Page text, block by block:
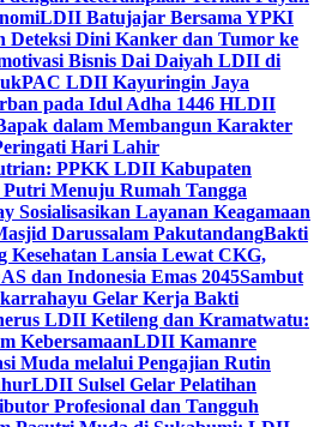
LDII Batujajar Bersama YPKI
Deteksi Dini Kanker dan Tumor ke
Bisnis Dai Daiyah LDII di
PAC LDII Kayuringin Jaya
pada Idul Adha 1446 HLDII
dalam Membangun Karakter
Hari Lahir
PPKK LDII Kabupaten
Menuju Rumah Tangga
Sosialisasikan Layanan Keagamaan
Darussalam PakutandangBakti
Lansia Lewat CKG,
dan Indonesia Emas 2045Sambut
Gelar Kerja Bakti
LDII Ketileng dan Kramatwatu:
KebersamaanLDII Kamanre
Muda melalui Pengajian Rutin
LDII Sulsel Gelar Pelatihan
Profesional dan Tangguh